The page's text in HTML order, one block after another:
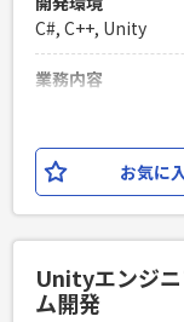
C#, C++, Unity
業務内容
務をお任せいた
の設計、実装、テ
ードレビュー、
内容の変更：会社
す。
お気に
Unityエンジ
ム開発